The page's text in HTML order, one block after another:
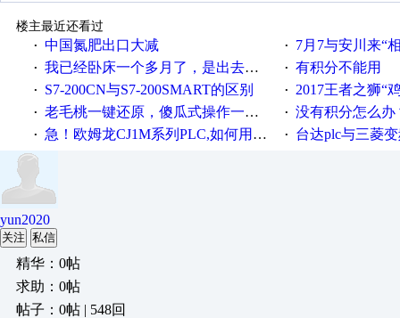
楼主最近还看过
· 中国氮肥出口大减 · 7月7与安川来“
· 我已经卧床一个多月了，是出去安装机械手在高速遭遇车祸所致:大家工作都要特别注意啊 · 有积分不能用
· S7-200CN与S7-200SMART的区别 · 2017王者之狮“鸡”情签到
· 老毛桃一键还原，傻瓜式操作一键轻松备份还原；程序为向导式安装，一键即可实现自动备份或还原系统。 · 没有积分怎么办
· 急！欧姆龙CJ1M系列PLC,如何用时间控制变频器。要求时间在组态王中可以自由输入！拜托各位大神了！ · 台达plc与三菱
yun2020
关注 私信
精华：0帖
求助：0帖
帖子：0帖 | 548回